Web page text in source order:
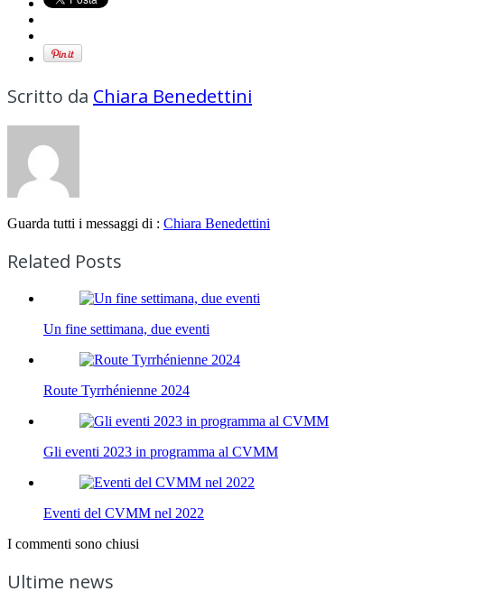
Scritto da Chiara Benedettini
Guarda tutti i messaggi di : Chiara Benedettini
Related Posts
Un fine settimana, due eventi
Route Tyrrhénienne 2024
Gli eventi 2023 in programma al CVMM
Eventi del CVMM nel 2022
I commenti sono chiusi
Ultime news